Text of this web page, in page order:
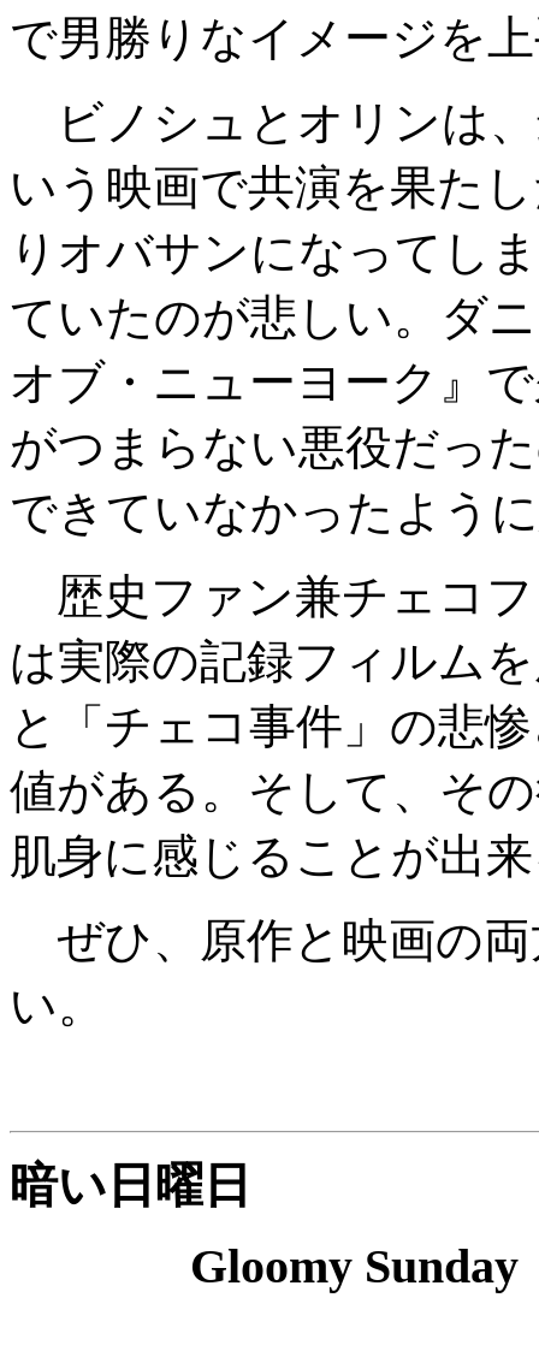
で男勝りなイメージを
ビノシュとオリンは
いう映画で共演を果た
りオバサンになってし
ていたのが悲しい。ダ
オブ・ニューヨーク』
がつまらない悪役だっ
できていなかったよう
歴史ファン兼チェコ
は実際の記録フィルム
と「チェコ事件」の悲
値がある。そして、そ
肌身に感じることが出
ぜひ、原作と映画の
い。
暗い日曜日
Gloomy Sunday